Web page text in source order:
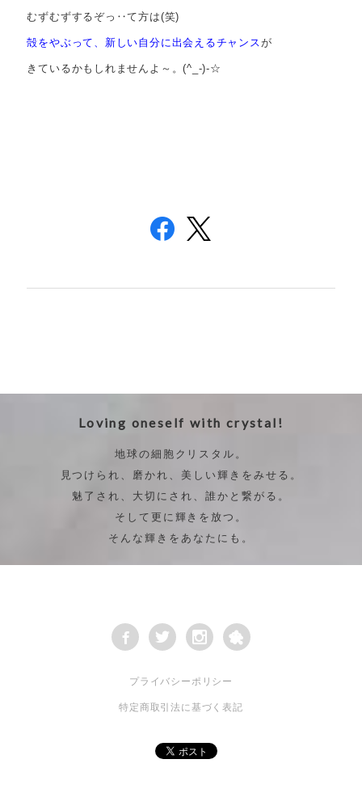
むずむずするぞっ‥て方は(笑)
殻をやぶって、新しい自分に出会えるチャンスが
きているかもしれませんよ～。(^_-)-☆
Loving oneself with crystal!
地球の細胞クリスタル。
見つけられ、磨かれ、美しい輝きをみせる。
魅了され、大切にされ、誰かと繋がる。
そして更に輝きを放つ。
そんな輝きをあなたにも。
プライバシーポリシー
特定商取引法に基づく表記